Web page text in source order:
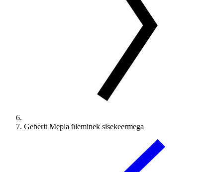
Geberit Mepla üleminek sisekeermega